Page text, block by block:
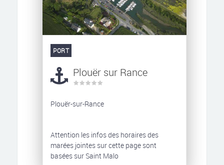
PORT
Plouër sur Rance
Plouër-sur-Rance
Attention les infos des horaires des
marées jointes sur cette page sont
basées sur Saint Malo